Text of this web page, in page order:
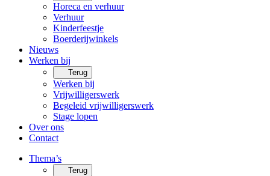
Horeca en verhuur
Verhuur
Kinderfeestje
Boerderijwinkels
Nieuws
Werken bij
Terug
Werken bij
Vrijwilligerswerk
Begeleid vrijwilligerswerk
Stage lopen
Over ons
Contact
Thema’s
Terug